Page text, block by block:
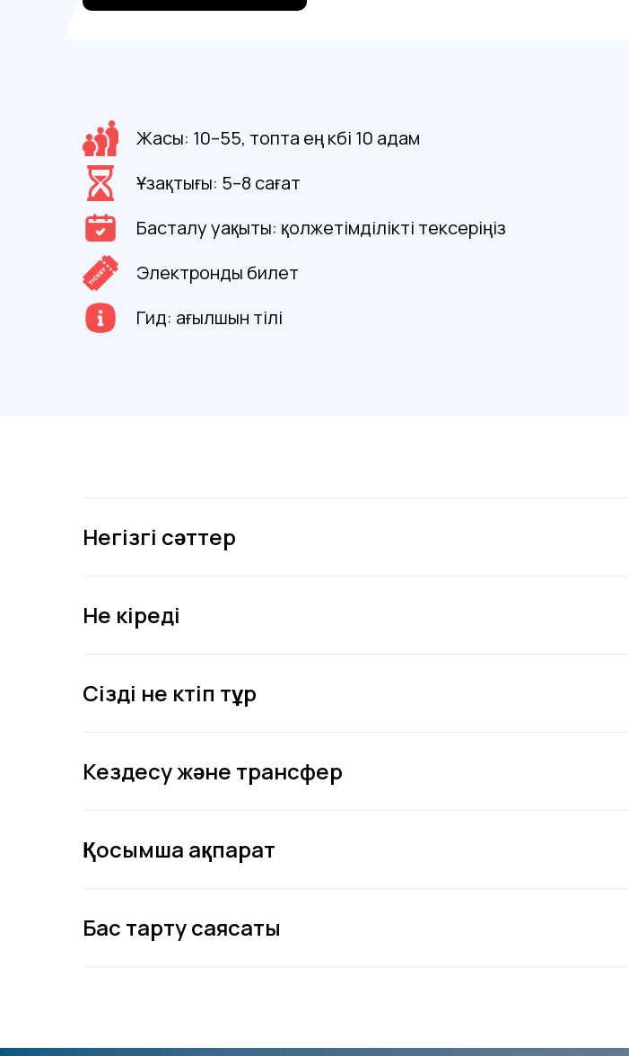
Гид: ағылшын тілі
Электронды билет
Басталу уақыты: қолжетімділікті тексеріңіз
Ұзақтығы: 5–8 сағат
Жасы: 10–55, топта ең көбі 10 адам
Негізгі сәттер
Не кіреді
Сізді не күтіп тұр
Кездесу және трансфер
Қосымша ақпарат
Бас тарту саясаты